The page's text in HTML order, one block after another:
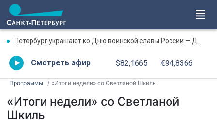
Петербург украшают ко Дню воинской славы России — Дню окончания Ленинградской битвы
Смотреть эфир $82,1665 €94,8366
Программы «Итоги недели» со Светланой Шкиль
«Итоги недели» со Светланой
Шкиль